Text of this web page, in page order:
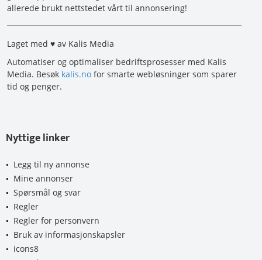
allerede brukt nettstedet vårt til annonsering!
Laget med ♥ av Kalis Media
Automatiser og optimaliser bedriftsprosesser med Kalis
Media. Besøk kalis.no for smarte webløsninger som sparer
tid og penger.
Nyttige linker
Legg til ny annonse
Mine annonser
Spørsmål og svar
Regler
Regler for personvern
Bruk av informasjonskapsler
icons8